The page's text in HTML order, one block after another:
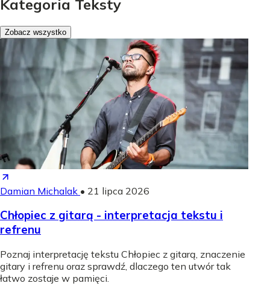
Kategoria Teksty
Zobacz wszystko
Damian Michalak • 21 lipca 2026
Chłopiec z gitarą - interpretacja tekstu i
refrenu
Poznaj interpretację tekstu Chłopiec z gitarą, znaczenie
gitary i refrenu oraz sprawdź, dlaczego ten utwór tak
łatwo zostaje w pamięci.